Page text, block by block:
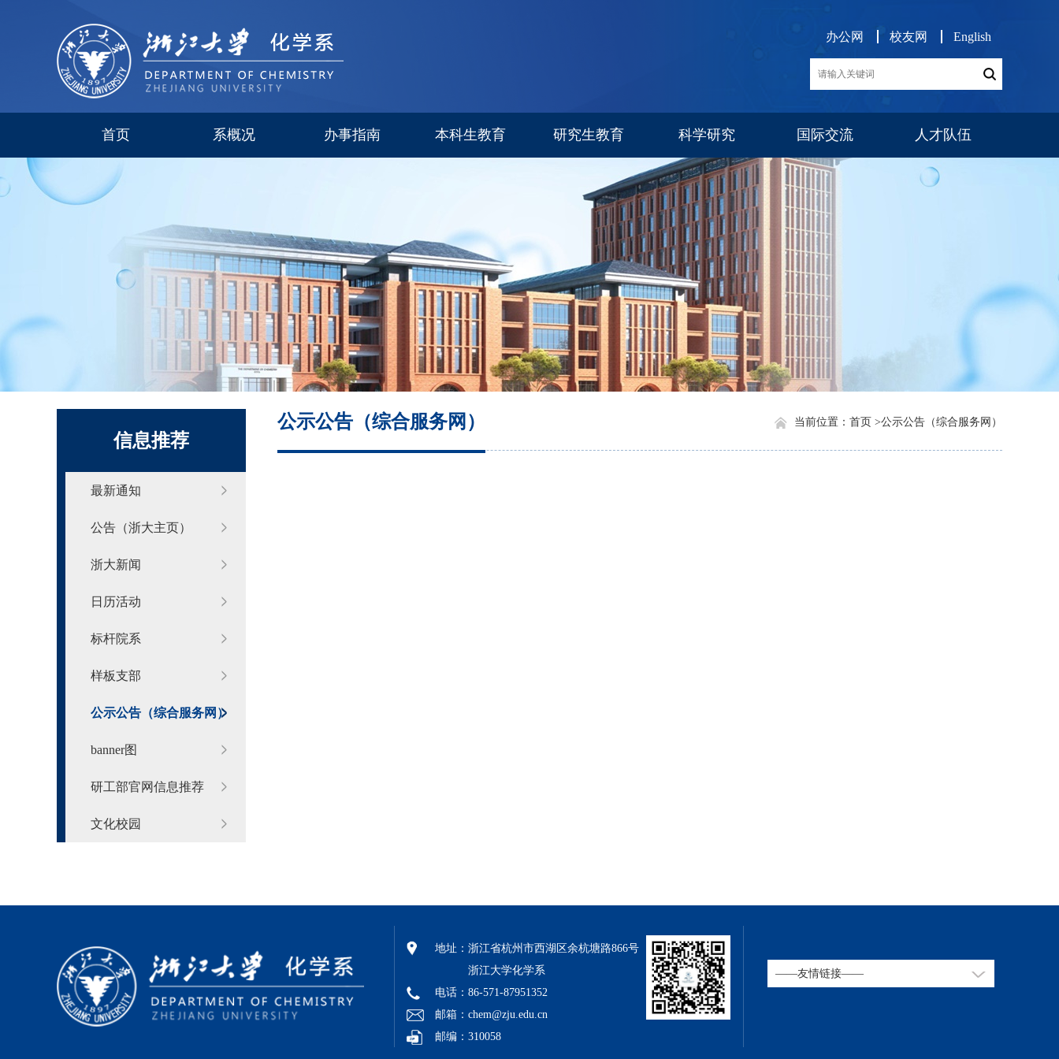
办公网 校友网 English
首页 系概况
研究所
委员会
历史沿革
化学系标识
办事指南 本科生教育 研究生教育 科学研究
科研进展
国际交流
交流项目
人才队伍
消息公告
信息推荐
最新通知
公告（浙大主页）
浙大新闻
日历活动
标杆院系
样板支部
公示公告（综合服务网）
banner图
研工部官网信息推荐
文化校园
公示公告（综合服务网） 公示公告（综合服务网）
首页 >
当前位置：
地址：浙江省杭州市西湖区余杭塘路866号
浙江大学化学系
电话：86-571-87951352
邮箱：chem@zju.edu.cn
邮编：310058